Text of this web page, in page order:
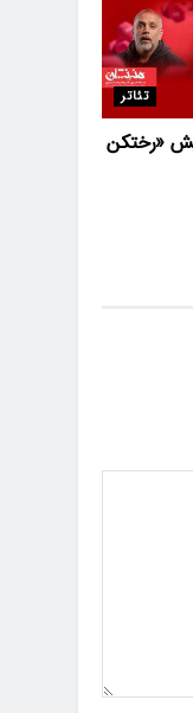
تئاتر
«رختکن